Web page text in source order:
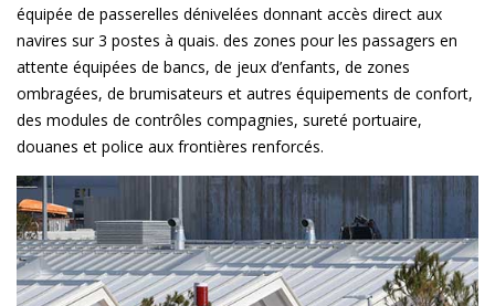
équipée de passerelles dénivelées donnant accès direct aux
navires sur 3 postes à quais. des zones pour les passagers en
attente équipées de bancs, de jeux d’enfants, de zones
ombragées, de brumisateurs et autres équipements de confort,
des modules de contrôles compagnies, sureté portuaire,
douanes et police aux frontières renforcés.